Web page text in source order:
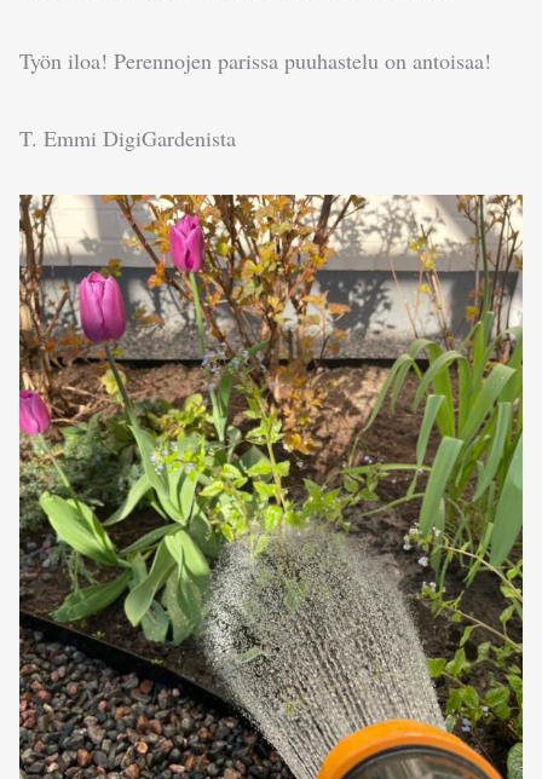
Työn iloa! Perennojen parissa puuhastelu on antoisaa!
T. Emmi DigiGardenista